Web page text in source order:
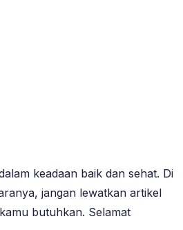
keadaan baik dan sehat. Di
jangan lewatkan artikel
butuhkan. Selamat